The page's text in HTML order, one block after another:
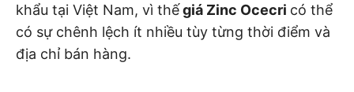
khẩu tại Việt Nam, vì thếgiá Zinc Ocecri có thể
có sự chênh lệch ít nhiều tùy từng thời điểm và
địa chỉ bán hàng.